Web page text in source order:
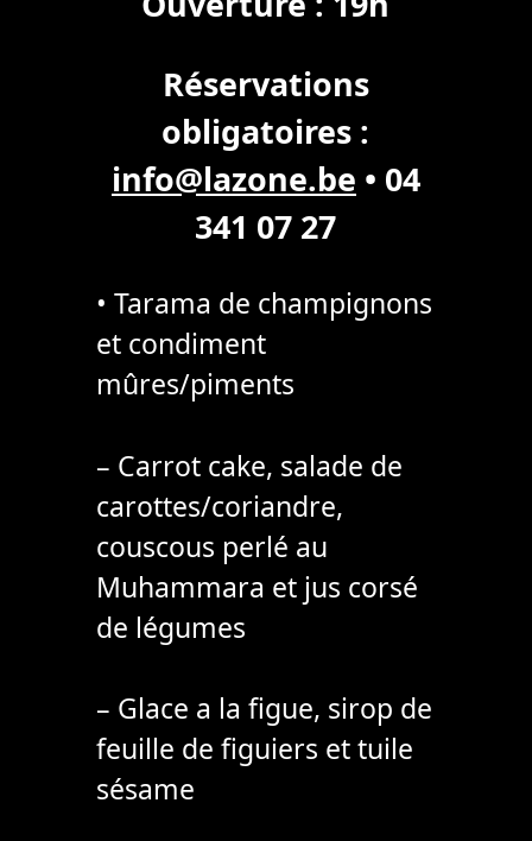
Réservations
obligatoires :
info@lazone.be • 04
341 07 27
• Tarama de champignons
et condiment
mûres/piments
– Carrot cake, salade de
carottes/coriandre,
couscous perlé au
Muhammara et jus corsé
de légumes
– Glace a la figue, sirop de
feuille de figuiers et tuile
sésame